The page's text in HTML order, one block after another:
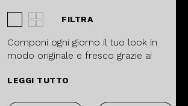
FILTRA
Componi ogni giorno il tuo look in
modo originale e fresco grazie ai
pinocchietti da donna
LEGGI TUTTO